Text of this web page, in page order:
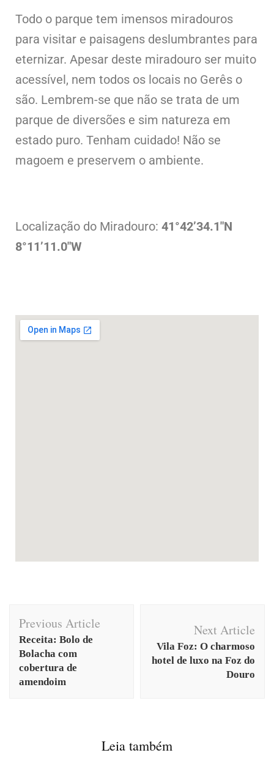
Todo o parque tem imensos miradouros
para visitar e paisagens deslumbrantes para
eternizar. Apesar deste miradouro ser muito
acessível, nem todos os locais no Gerês o
são. Lembrem-se que não se trata de um
parque de diversões e sim natureza em
estado puro. Tenham cuidado! Não se
magoem e preservem o ambiente.
Localização do Miradouro: 41°42’34.1″N
8°11’11.0″W
Previous Article
Receita: Bolo de
Bolacha com
cobertura de
amendoim
Next Article
Vila Foz: O charmoso
hotel de luxo na Foz do
Douro
Leia também